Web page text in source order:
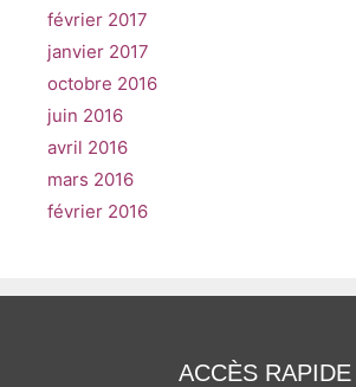
février 2017
janvier 2017
octobre 2016
juin 2016
avril 2016
mars 2016
février 2016
ACCÈS RAPIDE